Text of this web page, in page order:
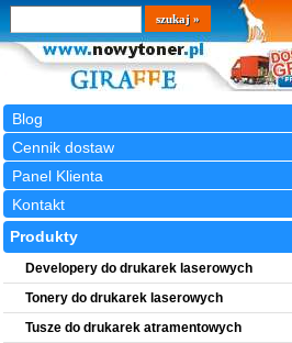
Blog
Cennik dostaw
Panel Klienta
Kontakt
Wyszukiwarka
szukaj
Produkty
Developery do drukarek laserowych
Tonery do drukarek laserowych
Tusze do drukarek atramentowych